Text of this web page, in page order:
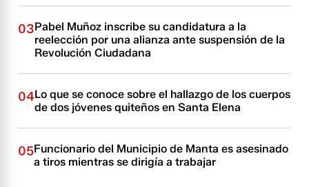
03Pabel Muñoz inscribe su candidatura a la
reelección por una alianza ante suspensión de la
Revolución Ciudadana
04Lo que se conoce sobre el hallazgo de los cuerpos
de dos jóvenes quiteños en Santa Elena
05Funcionario del Municipio de Manta es asesinado
a tiros mientras se dirigía a trabajar